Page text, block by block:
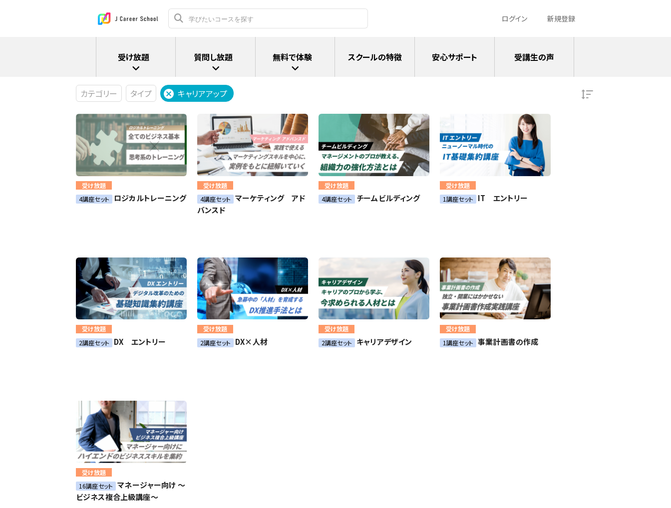
ログイン 新規登録
カテゴリー タイプ キャリアアップ
受け放題
4講座セット ロジカルトレーニング
受け放題
4講座セット マーケティング アド
バンスド
受け放題
4講座セット チームビルディング
受け放題
1講座セット IT エントリー
受け放題
2講座セット DX エントリー
受け放題
2講座セット DX×人材
受け放題
2講座セット キャリアデザイン
受け放題
1講座セット 事業計画書の作成
受け放題
16講座セット マネージャー向け ～
ビジネス複合上級講座～
スクールの特徴 安心サポート 受講生の声
受け放題 質問し放題 無料で体験